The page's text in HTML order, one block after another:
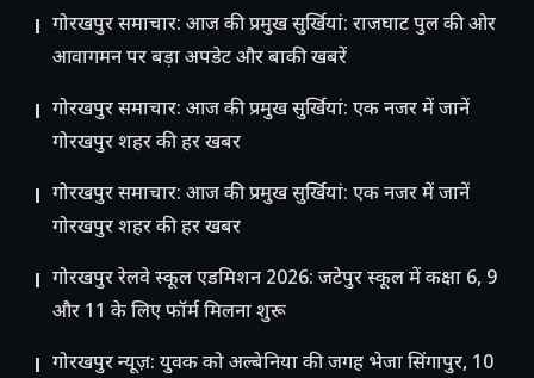
गोरखपुर समाचार: आज की प्रमुख सुर्खियां: राजघाट पुल की ओर
आवागमन पर बड़ा अपडेट और बाकी खबरें
गोरखपुर समाचार: आज की प्रमुख सुर्खियां: एक नजर में जानें
गोरखपुर शहर की हर खबर
गोरखपुर समाचार: आज की प्रमुख सुर्खियां: एक नजर में जानें
गोरखपुर शहर की हर खबर
गोरखपुर रेलवे स्कूल एडमिशन 2026: जटेपुर स्कूल में कक्षा 6, 9
और 11 के लिए फॉर्म मिलना शुरू
गोरखपुर न्यूज़: युवक को अल्बेनिया की जगह भेजा सिंगापुर, 10